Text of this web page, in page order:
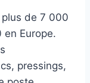
de 7 000
Europe.
pressings,